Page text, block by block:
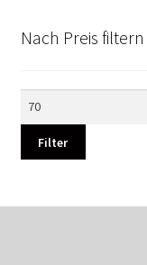
Nach Preis filtern
Filter